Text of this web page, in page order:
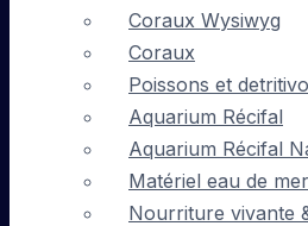
Coraux Wysiwyg
Coraux
Poissons et
Aquarium Récifal
Aquarium Récifal
Matériel eau de mer
Nourriture vivante